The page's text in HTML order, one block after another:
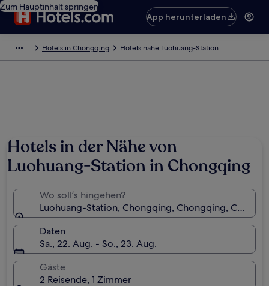
Zum Hauptinhalt springen
App herunterladen
Hotels in Chongqing Hotels nahe Luohuang-Station
Hotels in der Nähe von
Luohuang-Station in Chongqing
Wo soll’s hingehen?
Luohuang-Station, Chongqing, Chongqing, China
Daten
Sa., 22. Aug. - So., 23. Aug.
Gäste
2 Reisende, 1 Zimmer